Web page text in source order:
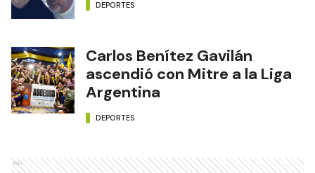
Falleció Jorge Messi, el padre
DEPORTES
Carlos Benítez Gavilán
ascendió con Mitre a la Liga